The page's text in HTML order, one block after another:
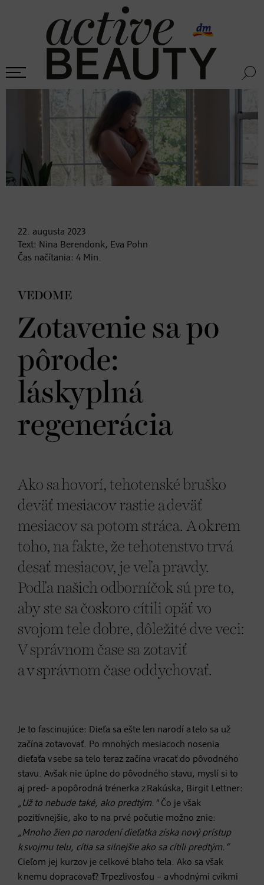
22. augusta 2023
Text: Nina Berendonk, Eva Pohn
Čas načítania: 4 Min.
VEDOME
Zotavenie sa po
pôrode:
láskyplná
regenerácia
Ako sa hovorí, tehotenské bruško
deväť mesiacov rastie a deväť
mesiacov sa potom stráca. A okrem
toho, na fakte, že tehotenstvo trvá
desať mesiacov, je veľa pravdy.
Podľa našich odborníčok sú pre to,
aby ste sa čoskoro cítili opäť vo
svojom tele dobre, dôležité dve veci:
V správnom čase sa zotaviť
a v správnom čase oddychovať.
Je to fascinujúce: Dieťa sa ešte len narodí a telo sa už
začína zotavovať. Po mnohých mesiacoch nosenia
dieťaťa v sebe sa telo teraz začína vracať do pôvodného
stavu. Avšak nie úplne do pôvodného stavu, myslí si to
aj pred- a popôrodná trénerka z Rakúska, Birgit Lettner:
„Už to nebude také, ako predtým." Čo je však
pozitívnejšie, ako to na prvé počutie možno znie:
„Mnoho žien po narodení dieťatka získa nový prístup
k svojmu telu, cítia sa silnejšie ako sa cítili predtým.“
Cieľom jej kurzov je celkové blaho tela. Ako sa však
k nemu dopracovať? Trpezlivosťou – a vhodnými cvikmi